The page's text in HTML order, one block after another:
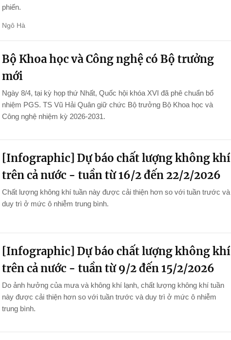
phiến.
Ngô Hà
Bộ Khoa học và Công nghệ có Bộ trưởng
mới
Ngày 8/4, tại kỳ họp thứ Nhất, Quốc hội khóa XVI đã phê chuẩn bổ
nhiệm PGS. TS Vũ Hải Quân giữ chức Bộ trưởng Bộ Khoa học và
Công nghệ nhiệm kỳ 2026-2031.
[Infographic] Dự báo chất lượng không khí
trên cả nước - tuần từ 16/2 đến 22/2/2026
Chất lượng không khí tuần này được cải thiện hơn so với tuần trước và
duy trì ở mức ô nhiễm trung bình.
[Infographic] Dự báo chất lượng không khí
trên cả nước - tuần từ 9/2 đến 15/2/2026
Do ảnh hưởng của mưa và không khí lạnh, chất lượng không khí tuần
này được cải thiện hơn so với tuần trước và duy trì ở mức ô nhiễm
trung bình.